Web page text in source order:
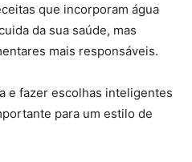
que incorporam água
da sua saúde, mas
mais responsáveis.
e fazer escolhas inteligentes
para um estilo de